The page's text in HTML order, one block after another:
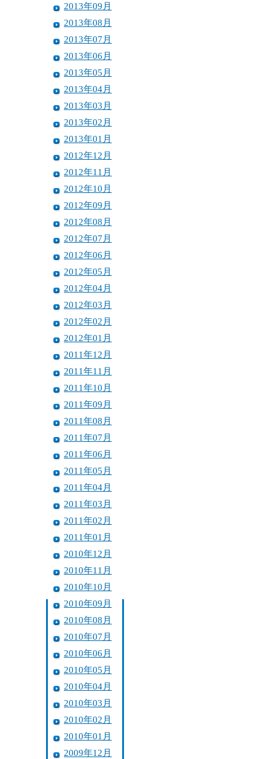
2013年09月
2013年08月
2013年07月
2013年06月
2013年05月
2013年04月
2013年03月
2013年02月
2013年01月
2012年12月
2012年11月
2012年10月
2012年09月
2012年08月
2012年07月
2012年06月
2012年05月
2012年04月
2012年03月
2012年02月
2012年01月
2011年12月
2011年11月
2011年10月
2011年09月
2011年08月
2011年07月
2011年06月
2011年05月
2011年04月
2011年03月
2011年02月
2011年01月
2010年12月
2010年11月
2010年10月
2010年09月
2010年08月
2010年07月
2010年06月
2010年05月
2010年04月
2010年03月
2010年02月
2010年01月
2009年12月